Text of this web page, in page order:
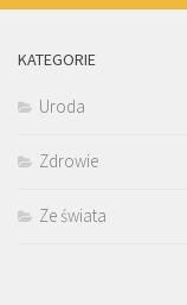
KATEGORIE
Uroda
Zdrowie
Ze świata